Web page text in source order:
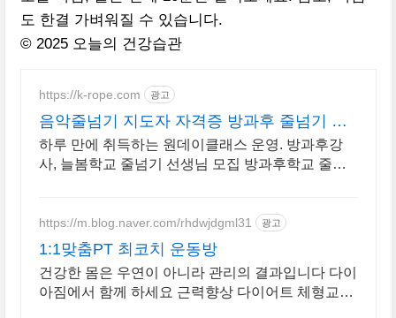
도 한결 가벼워질 수 있습니다.
© 2025 오늘의 건강습관
https://k-rope.com 광고
음악줄넘기 지도자 자격증 방과후 줄넘기 지
도자 양성
하루 만에 취득하는 원데이클래스 운영. 방과후강
사, 늘봄학교 줄넘기 선생님 모집 방과후학교 줄넘
https://m.blog.naver.com/rhdwjdgml31 광고
1:1맞춤PT 최코치 운동방
건강한 몸은 우연이 아니라 관리의 결과입니다 다이
아짐에서 함께 하세요 근력향상 다이어트 체형교정